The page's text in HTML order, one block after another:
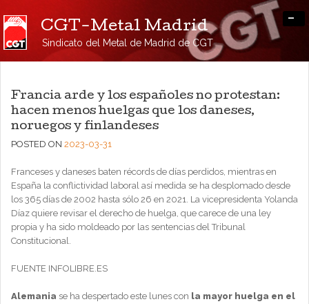
CGT-Metal Madrid
Sindicato del Metal de Madrid de CGT
-
Francia arde y los españoles no protestan:
hacen menos huelgas que los daneses,
noruegos y finlandeses
POSTED ON 2023-03-31
Franceses y daneses baten récords de días perdidos, mientras en
España la conflictividad laboral así medida se ha desplomado desde
los 365 días de 2002 hasta sólo 26 en 2021. La vicepresidenta Yolanda
Díaz quiere revisar el derecho de huelga, que carece de una ley
propia y ha sido moldeado por las sentencias del Tribunal
Constitucional.
FUENTE INFOLIBRE.ES
Alemania se ha despertado este lunes con la mayor huelga en el